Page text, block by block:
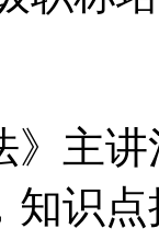
》主
知识